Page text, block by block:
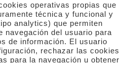
PUBLICACIONES
operativas propias que
técnica y funcional y
analytics) que permiten
navegación del usuario para
de información. El usuario
rechazar las cookies
para la navegación u obtener